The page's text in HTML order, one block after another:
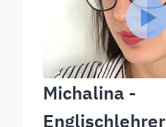
Michalina -
Englischlehrer